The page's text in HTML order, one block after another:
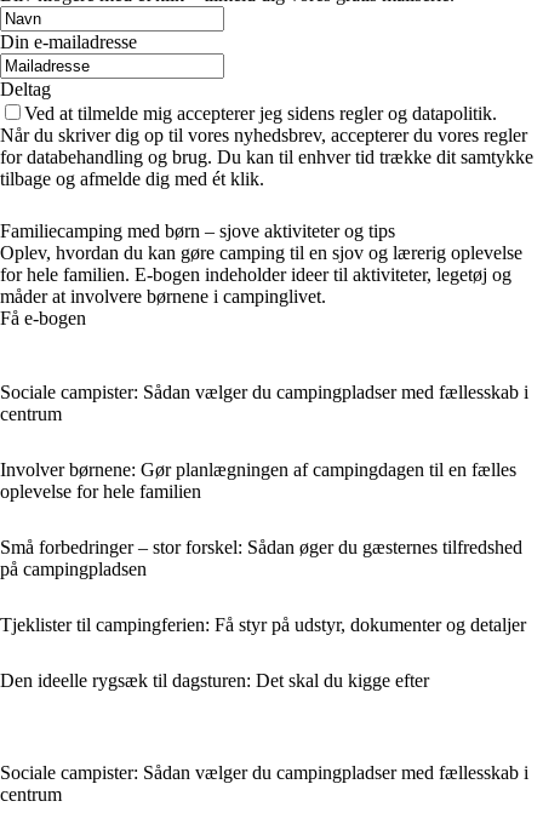
Din e-mailadresse
Deltag
Ved at tilmelde mig accepterer jeg sidens regler og datapolitik.
Når du skriver dig op til vores nyhedsbrev, accepterer du vores regler
for databehandling og brug. Du kan til enhver tid trække dit samtykke
tilbage og afmelde dig med ét klik.
Familiecamping med børn – sjove aktiviteter og tips
Oplev, hvordan du kan gøre camping til en sjov og lærerig oplevelse
for hele familien. E-bogen indeholder ideer til aktiviteter, legetøj og
måder at involvere børnene i campinglivet.
Få e-bogen
Sociale campister: Sådan vælger du campingpladser med fællesskab i
centrum
Involver børnene: Gør planlægningen af campingdagen til en fælles
oplevelse for hele familien
Små forbedringer – stor forskel: Sådan øger du gæsternes tilfredshed
på campingpladsen
Tjeklister til campingferien: Få styr på udstyr, dokumenter og detaljer
Den ideelle rygsæk til dagsturen: Det skal du kigge efter
Sociale campister: Sådan vælger du campingpladser med fællesskab i
centrum